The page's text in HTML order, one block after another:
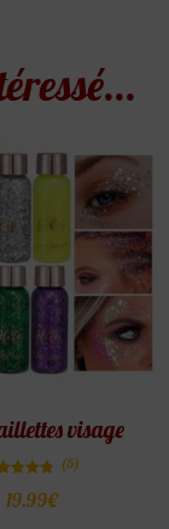
visage
4.80
(5)
19.99€